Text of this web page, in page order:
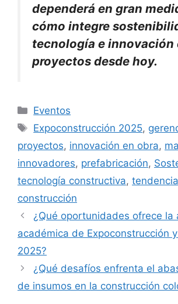
dependerá en gran
cómo integre
tecnología e innovación
proyectos desde hoy.
Categorías
Eventos
Etiquetas
Expoconstrucción 2025,
proyectos, innovación en obra,
innovadores, prefabricación,
tecnología constructiva,
construcción
¿Qué oportunidades ofrece la
académica de Expoconstrucción
2025?
¿Qué desafíos enfrenta el
de insumos en la construcción